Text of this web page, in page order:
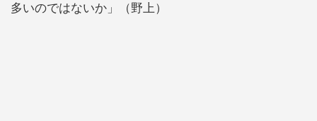
多いのではないか」（野上）